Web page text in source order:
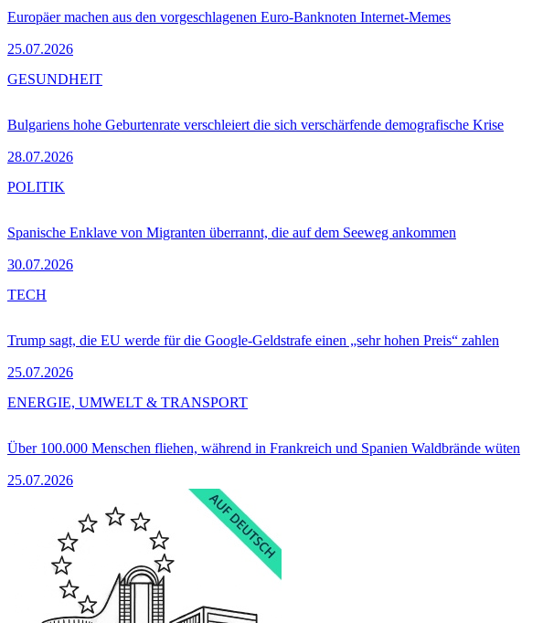
Europäer machen aus den vorgeschlagenen Euro-Banknoten Internet-Memes
25.07.2026
Bulgariens hohe Geburtenrate verschleiert die sich verschärfende demografische Krise
28.07.2026
GESUNDHEIT
Spanische Enklave von Migranten überrannt, die auf dem Seeweg ankommen
30.07.2026
POLITIK
Trump sagt, die EU werde für die Google-Geldstrafe einen „sehr hohen Preis“ zahlen
25.07.2026
TECH
Über 100.000 Menschen fliehen, während in Frankreich und Spanien Waldbrände wüten
25.07.2026
ENERGIE, UMWELT & TRANSPORT